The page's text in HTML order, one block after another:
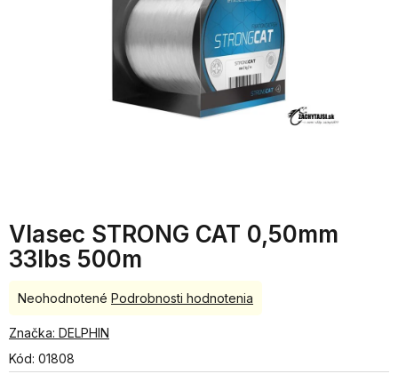
Vlasec STRONG CAT 0,50mm
33lbs 500m
Kód: 01808
Priemerné
produktu
0,0
Neohodnotené Podrobnosti hodnotenia
Značka: DELPHIN